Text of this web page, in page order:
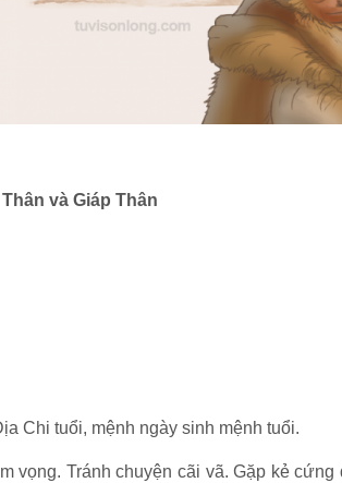
và Giáp Thân
Chi tuổi, mệnh ngày sinh mệnh tuổi.
vọng. Tránh chuyện cãi vã. Gặp kẻ